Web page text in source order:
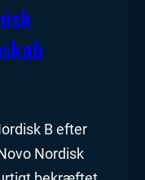
B efter
Nordisk